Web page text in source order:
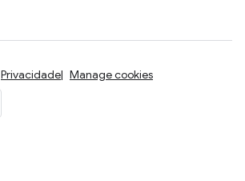
Privacidade Manage cookies